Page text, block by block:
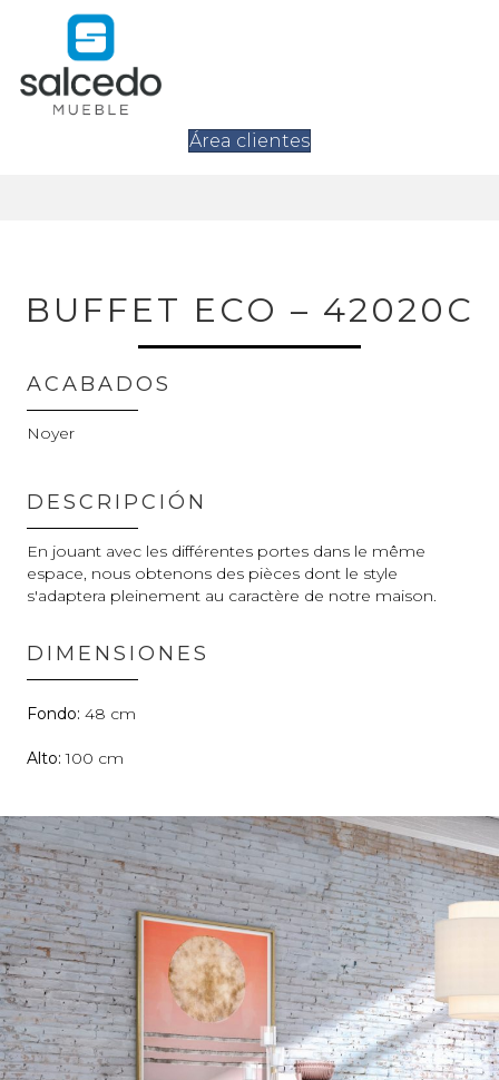
Área clientes
BUFFET ECO – 42020C
ACABADOS
Noyer
DESCRIPCIÓN
En jouant avec les différentes portes dans le même
espace, nous obtenons des pièces dont le style
s'adaptera pleinement au caractère de notre maison.
DIMENSIONES
48
100